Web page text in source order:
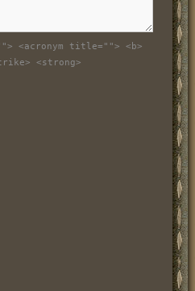
<acronym title=""> <b>
<strong>